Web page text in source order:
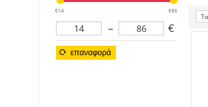
€14 €86
– €
επαναφορά